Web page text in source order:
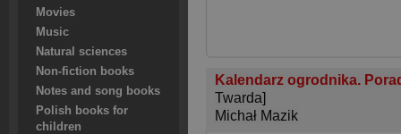
Movies
Music
Natural sciences
Non-fiction books
Notes and song books
Polish books for
children
Kalendarz ogrodnika.
Twarda]
Michał Mazik